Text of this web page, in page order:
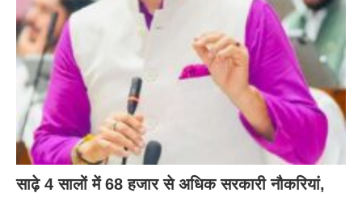
साढ़े 4 सालों में 68 हजार से अधिक सरकारी नौकरियां,